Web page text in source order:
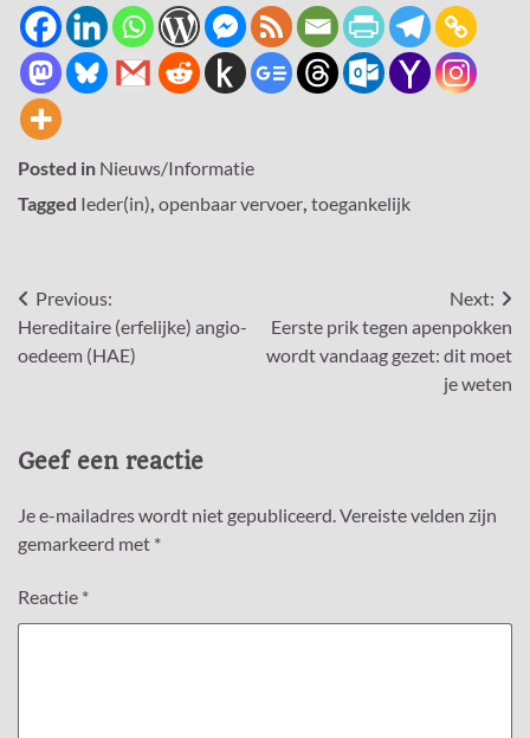
Posted in Nieuws/Informatie
Tagged Ieder(in), openbaar vervoer, toegankelijk
Bericht
navigatie
Previous:
Hereditaire (erfelijke) angio-
oedeem (HAE)
Next:
Eerste prik tegen apenpokken
wordt vandaag gezet: dit moet
je weten
Geef een reactie
Je e-mailadres wordt niet gepubliceerd.Vereiste velden zijn
gemarkeerd met *
Reactie *